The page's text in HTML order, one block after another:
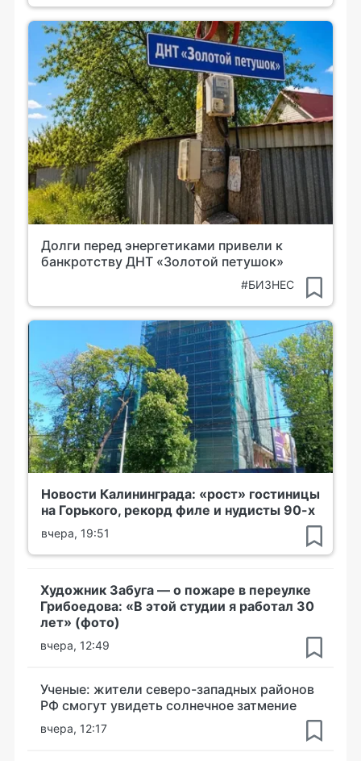
Долги перед энергетиками привели к
банкротству ДНТ «Золотой петушок»
#БИЗНЕС
Новости Калининграда: «рост» гостиницы
на Горького, рекорд филе и нудисты 90-х
вчера, 19:51
Художник Забуга — о пожаре в переулке
Грибоедова: «В этой студии я работал 30
лет» (фото)
вчера, 12:49
Ученые: жители северо-западных районов
РФ смогут увидеть солнечное затмение
вчера, 12:17